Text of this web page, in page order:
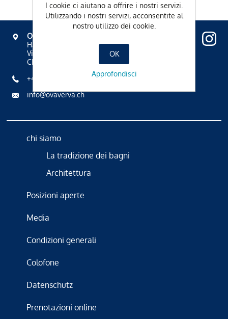
OVAVERVA
Hallenbad, Spa & Sportzentrum
Via Mezdi 17
CH-7500 St. Moritz
+41 81 836 61 00
info@ovaverva.ch
chi siamo
La tradizione dei bagni
Architettura
Posizioni aperte
Media
Condizioni generali
Colofone
Datenschutz
Prenotazioni online
I cookie ci aiutano a offrire i nostri servizi.
Utilizzando i nostri servizi, acconsentite al
nostro utilizzo dei cookie.
OK
Approfondisci